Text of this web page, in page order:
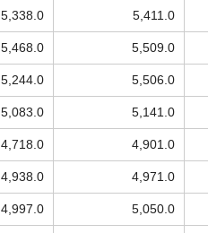
5,338.0 5,411.0
5,468.0 5,509.0
5,244.0 5,506.0
5,083.0 5,141.0
4,718.0 4,901.0
4,938.0 4,971.0
4,997.0 5,050.0